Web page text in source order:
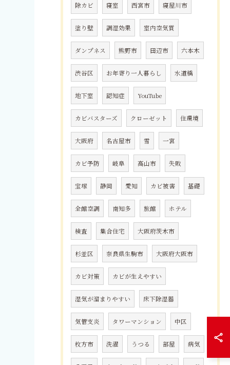
除カビ 寝室 西宮市 寝屋川市
塗り壁 調湿効果 室内空気質
ダンプネス 熊野市 田辺市 六本木
渋谷区 お年寄り一人暮らし 水道橋
地下室 認知症 YouTube
カビバスターズ クローゼット 住環境
大阪府 名古屋市 雪 一宮
カビ予防 岐阜 高山市 失敗
宝塚 静岡 愛知 カビ被害 基礎
全館空調 南知多 旅館 ホテル
検査 集合住宅 大阪府茨木市
杉並区 奈良県生駒市 大阪府大阪市
カビ対策 カビが生えやすい
湿気が溜まりやすい 床下除湿器
気管支炎 タワーマンション 中区
枚方市 洗濯 うつる 部屋 病気